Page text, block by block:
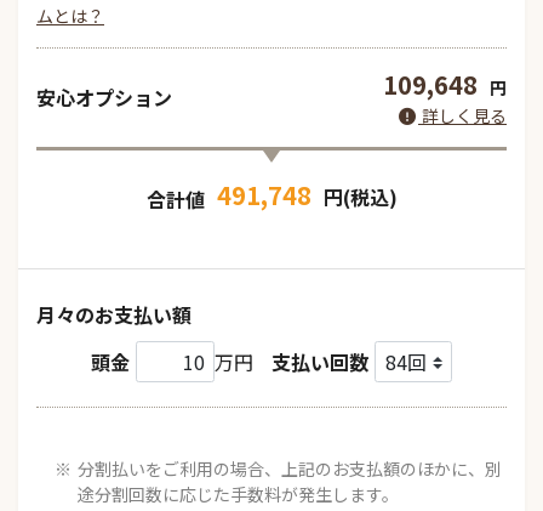
ムとは？
安心オプション 109,648 円
詳しく見る
合計値 491,748 円(税込)
月々のお支払い額
頭金
万円 支払い回数
分割払いをご利用の場合、上記のお支払額のほかに、別
途分割回数に応じた手数料が発生します。